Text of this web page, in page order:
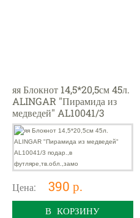
яя Блокнот 14,5*20,5см 45л.
ALINGAR "Пирамида из
медведей" AL10041/3
подар.,в
футляре,тв.обл.,замо
Цена: 390 р.
В КОРЗИНУ